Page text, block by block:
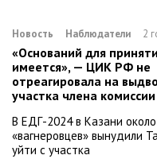
Новость Наблюдатели 2
«Оснований для
имеется», — ЦИК РФ не
отреагировала на
участка члена комиссии
В ЕДГ-2024 в Казани
«вагнеровцев» вынудили
уйти с участка